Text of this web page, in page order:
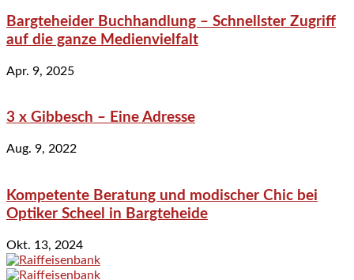
Bargteheider Buchhandlung – Schnellster Zugriff
auf die ganze Medienvielfalt
Apr. 9, 2025
3 x Gibbesch – Eine Adresse
Aug. 9, 2022
Kompetente Beratung und modischer Chic bei
Optiker Scheel in Bargteheide
Okt. 13, 2024